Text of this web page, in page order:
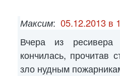
Максим: 05.12.2013 в
Вчера из ресивера
кончилась, прочитав
зло нудным